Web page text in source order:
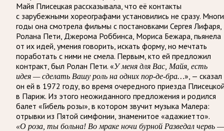
Майя Плисецкая рассказывала, что её контакты
с зарубежными хореографами установились не сразу.
годы она смотрела фильмы с постановками Сергея Лифаря,
Ролана Пети, Джерома Роббинса, Мориса Бежара, пьянела
от их идей, умения говорить, искать форму, но мечтать
поработать с ними не смела. Первым, кто ей предложил
контракт, был Ролан Пети. «У меня для Вас, Майя, есть
идея — сделать Вашу роль на одних пор-де-бра…», — сказал
он ей в 1972 году, во время очередного приезда
в Париж. Из этого неожиданного предложения и родился
балет «Гибель розы», в котором звучит музыка Малера:
отрывки из Пятой симфонии, знаменитое «адажиетто».
«О роза, ты больна! Во мраке ночи бурной Разведал червь —